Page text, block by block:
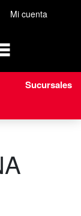
Mi cuenta
Sucursales